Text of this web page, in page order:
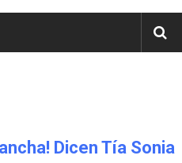
Dicen Tía Sonia